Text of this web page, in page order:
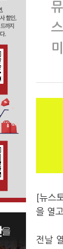
[뉴스
을 열
전날